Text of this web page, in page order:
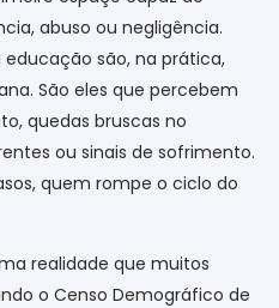
abuso ou negligência.
educação são, na prática,
São eles que percebem
quedas bruscas no
ou sinais de sofrimento.
quem rompe o ciclo do
realidade que muitos
o Censo Demográfico de